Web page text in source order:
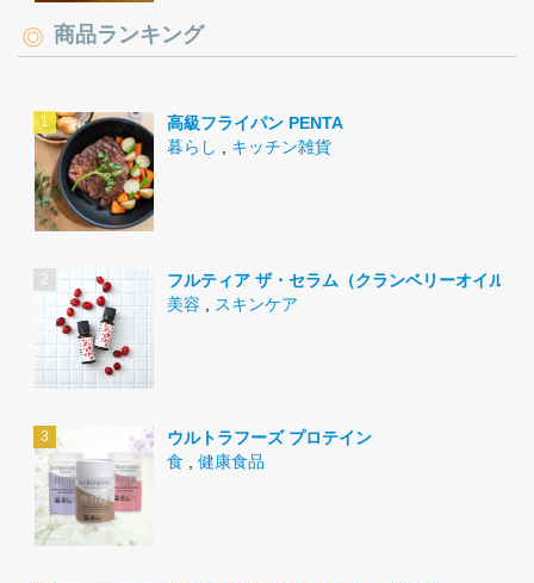
商品ランキング
高級フライパン PENTA
暮らし
キッチン雑貨
フルティア ザ・セラム（クランベリーオイル）
美容
スキンケア
ウルトラフーズ プロテイン
食
健康食品